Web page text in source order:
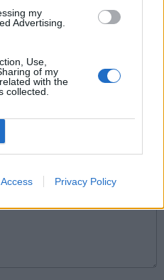
my
Advertising.
Use,
of my
with the
collected.
Privacy Policy